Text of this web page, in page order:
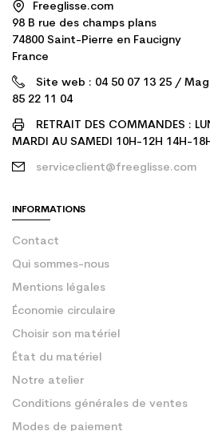
Freeglisse.com
98 B rue des champs plans
74800 Saint-Pierre en Faucigny
France
Site web : 04 50 07 13 25 /
85 22 11 04
RETRAIT DES COMMANDES :
MARDI AU SAMEDI 10H-12H 14H-
serviceclient@freeglisse.com
INFORMATIONS
Contact
Qui sommes-nous
Mentions légales
Économie circulaire
Choisir son matériel
État du matériel
Notre atelier
Conditions générales de ventes
Modes de paiement